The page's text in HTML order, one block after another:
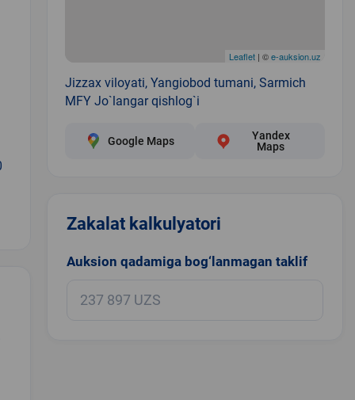
Leaflet| ©e-auksion.uz
Jizzax viloyati, Yangiobod tumani, Sarmich
MFY Jo`langar qishlog`i
Google Maps
Yandex
Maps
Zakalat kalkulyatori
Auksion qadamiga bog‘lanmagan taklif